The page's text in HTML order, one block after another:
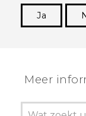
Ja
Meer